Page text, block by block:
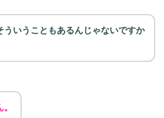
ういうこともあるんじゃないですか